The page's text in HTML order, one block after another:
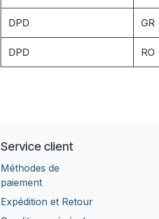
DPD GR
DPD RO
Service client
Méthodes de
paiement
Expédition et Retour